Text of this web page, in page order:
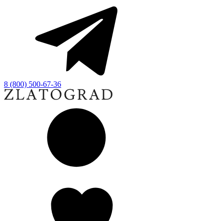
8 (800) 500-67-36